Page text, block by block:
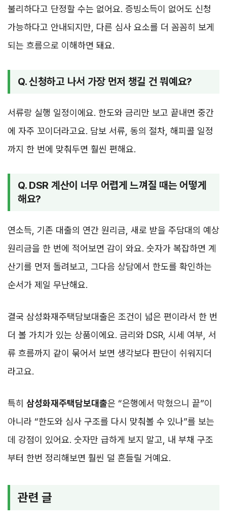
불리하다고 단정할 수는 없어요. 증빙소득이 없어도 신청
가능하다고 안내되지만, 다른 심사 요소를 더 꼼꼼히 보게
되는 흐름으로 이해하면 돼요.
Q. 신청하고 나서 가장 먼저 챙길 건 뭐예요?
서류랑 실행 일정이에요. 한도와 금리만 보고 끝내면 중간
에 자주 꼬이더라고요. 담보 서류, 동의 절차, 해피콜 일정
까지 한 번에 맞춰두면 훨씬 편해요.
Q. DSR 계산이 너무 어렵게 느껴질 때는 어떻게
해요?
연소득, 기존 대출의 연간 원리금, 새로 받을 주담대의 예상
원리금을 한 번에 적어보면 감이 와요. 숫자가 복잡하면 계
산기를 먼저 돌려보고, 그다음 상담에서 한도를 확인하는
순서가 제일 무난해요.
결국 삼성화재주택담보대출은 조건이 넓은 편이라서 한 번
더 볼 가치가 있는 상품이에요. 금리와 DSR, 시세 여부, 서
류 흐름까지 같이 묶어서 보면 생각보다 판단이 쉬워지더
라고요.
특히 삼성화재주택담보대출은 “은행에서 막혔으니 끝”이
아니라 “한도와 심사 구조를 다시 맞춰볼 수 있나”를 보는
데 강점이 있어요. 숫자만 급하게 보지 말고, 내 부채 구조
부터 한번 정리해보면 훨씬 덜 흔들릴 거예요.
관련 글